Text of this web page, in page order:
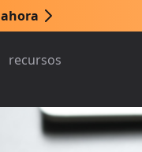
ahora
recursos